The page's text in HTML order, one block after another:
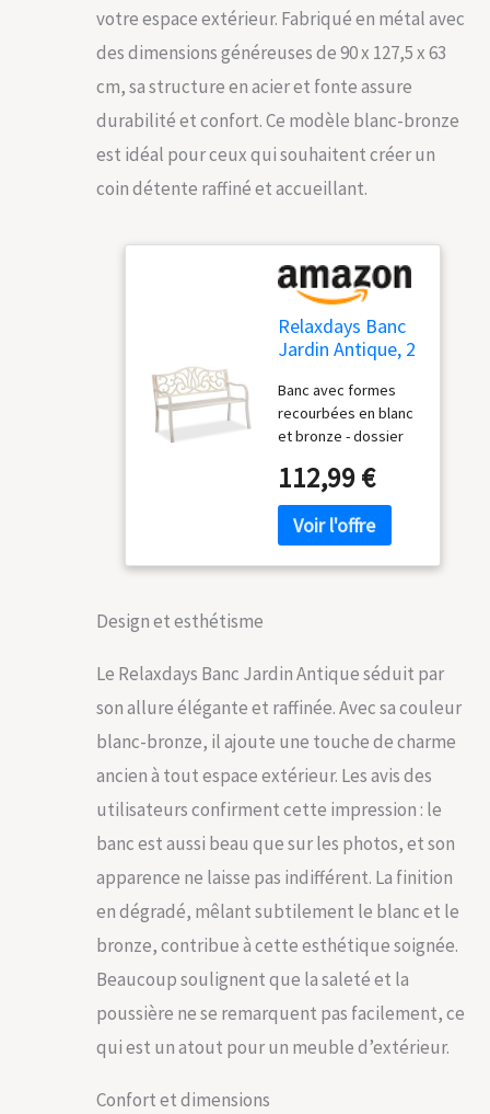
votre espace extérieur. Fabriqué en métal avec
des dimensions généreuses de 90 x 127,5 x 63
cm, sa structure en acier et fonte assure
durabilité et confort. Ce modèle blanc-bronze
est idéal pour ceux qui souhaitent créer un
coin détente raffiné et accueillant.
Relaxdays Banc
Jardin Antique, 2
Balcon, terrasse,
métal, HLP : 90 x
127,5 x 63cm,
Acier, Fonte,
Blanc-Bronze
Banc avec formes
recourbées en blanc
et bronze - dossier
beaux motifs Banc de
jardin solide en acier
et fonte - pour jardin,
balcon et terrasse -
pèse env. 14,3 kg
hauts accoudoirs;
dimensions HlP: env.
90x 127,5x 63 Banc à
2 sièges stable pour
soleil; se détendre
avec un livre et une
tasse de t Banc de
balcon de grande
qualité et longue vie;
le banc est
rapidement monté
112,99 €
Design et esthétisme
Le Relaxdays Banc Jardin Antique séduit par
son allure élégante et raffinée. Avec sa couleur
blanc-bronze, il ajoute une touche de charme
ancien à tout espace extérieur. Les avis des
utilisateurs confirment cette impression : le
banc est aussi beau que sur les photos, et son
apparence ne laisse pas indifférent. La finition
en dégradé, mêlant subtilement le blanc et le
bronze, contribue à cette esthétique soignée.
Beaucoup soulignent que la saleté et la
poussière ne se remarquent pas facilement, ce
qui est un atout pour un meuble d’extérieur.
Confort et dimensions